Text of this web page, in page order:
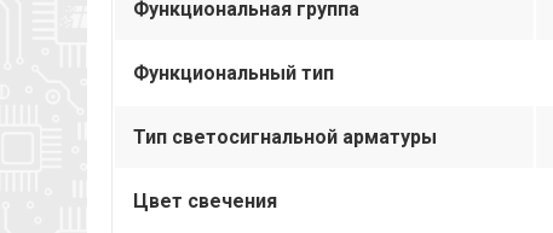
Функциональная группа
Функциональный тип
Тип светосигнальной арматуры
Цвет свечения